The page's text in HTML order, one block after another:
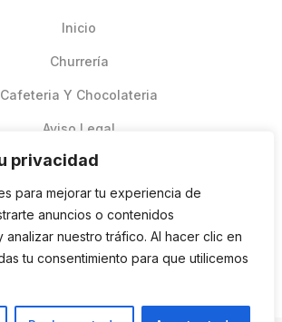
privacidad
para mejorar tu experiencia de
anuncios o contenidos
analizar nuestro tráfico. Al hacer clic en
tu consentimiento para que utilicemos
Inicio
Churrería
Cafeteria Y Chocolateria
Aviso Legal
Pedidos Online Glovo
Contacto